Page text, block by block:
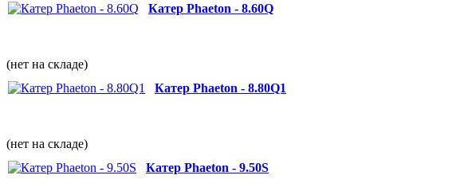
Катер Phaeton - 8.60Q
(нет на складе)
Катер Phaeton - 8.80Q1
(нет на складе)
Катер Phaeton - 9.50S